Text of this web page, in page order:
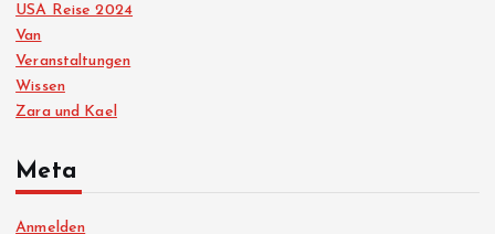
USA Reise 2024
Van
Veranstaltungen
Wissen
Zara und Kael
Meta
Anmelden